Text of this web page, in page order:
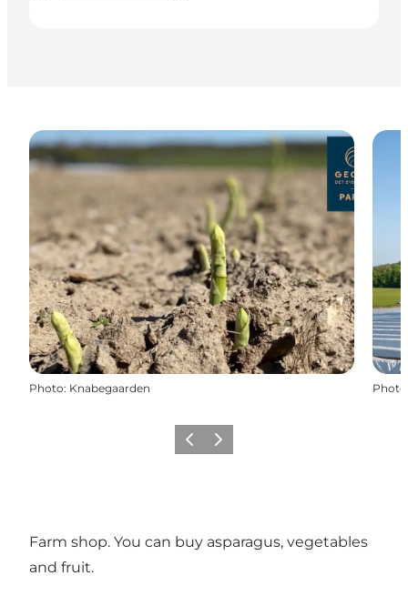
Photo: Knabegaarden Photo
PrécédentSuivant
Farm shop. You can buy asparagus, vegetables
and fruit.